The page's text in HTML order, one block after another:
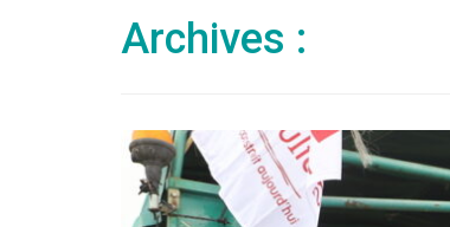
Archives :